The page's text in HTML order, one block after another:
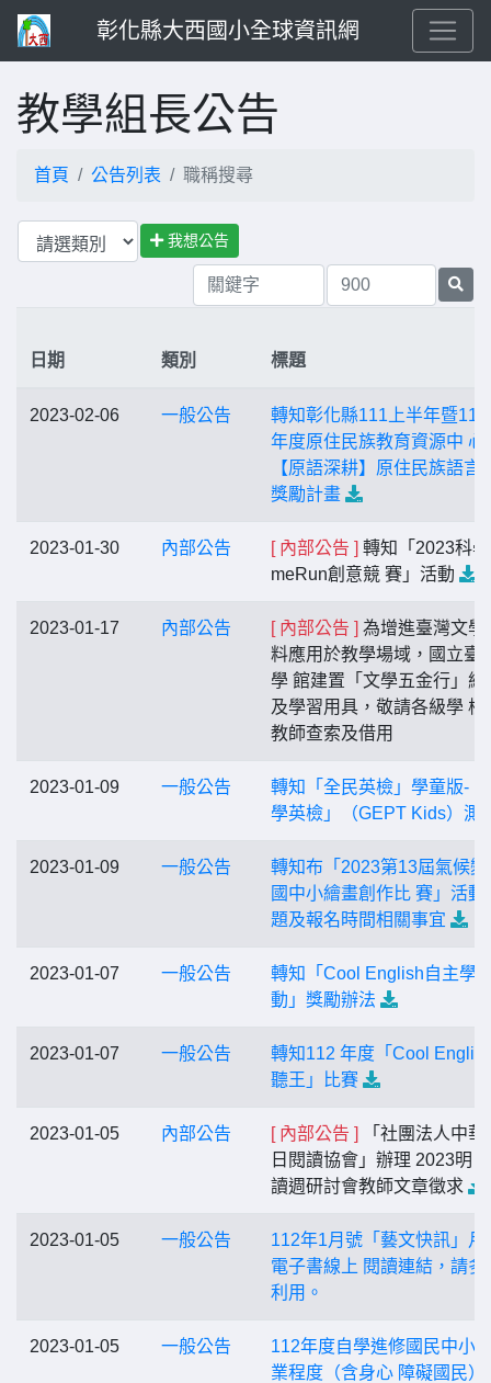
彰化縣大西國小全球資訊網
教學組長公告
首頁 公告列表 職稱搜尋
我想公告
日期 類別 標題
2023-02-06 一般公告
轉知彰化縣111上半年暨111
年度原住民族教育資源中 心
【原語深耕】原住民族語言
獎勵計畫
2023-01-30 內部公告 [ 內部公告 ] 轉知「2023科
meRun創意競 賽」活動
2023-01-17 內部公告 [ 內部公告 ] 為增進臺灣文學
料應用於教學場域，國立臺
學 館建置「文學五金行」網
及學習用具，敬請各級學 校
教師查索及借用
2023-01-09 一般公告
轉知「全民英檢」學童版-「
學英檢」（GEPT Kids）測
2023-01-09 一般公告
轉知布「2023第13屆氣候變
國中小繪畫創作比 賽」活動
題及報名時間相關事宜
2023-01-07 一般公告
轉知「Cool English自主學
動」獎勵辦法
2023-01-07 一般公告
轉知112 年度「Cool
聽王」比賽
2023-01-05 內部公告 [ 內部公告 ]
「社團法人中華
日閱讀協會」辦理 2023明
讀週研討會教師文章徵求
2023-01-05 一般公告
112年1月號「藝文快訊」月
電子書線上 閱讀連結，請多
利用。
2023-01-05 一般公告
112年度自學進修國民中小
業程度（含身心 障礙國民）